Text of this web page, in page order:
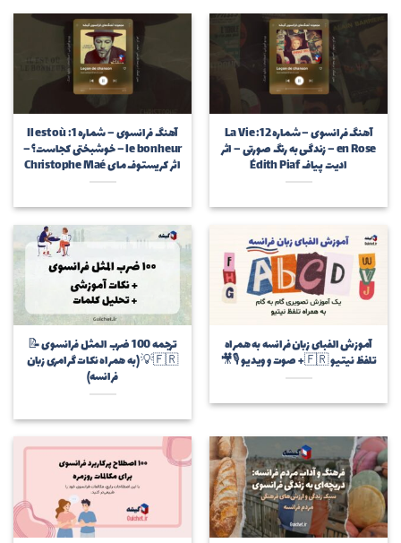
آهنگ فرانسوی – شماره 12: La Vie
en Rose – زندگی به رنگ صورتی – اثر
ادیت پیاف Édith Piaf
آهنگ فرانسوی – شماره 1: Il est où
le bonheur – خوشبختی کجاست؟ –
اثر کریستوف مای Christophe Maé
آموزش الفبای زبان فرانسه به همراه
تلفظ نیتیو 🇫🇷+ صوت و ویدیو 🎙🎥
ترجمه 100 ضرب المثل فرانسوی 📝
🇫🇷💡 (به همراه نکات گرامری زبان
فرانسه)